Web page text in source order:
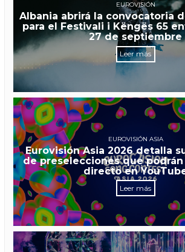
EUROVISIÓN
Albania abrirá la convocatoria
para el Festivali i Këngës 65
27 de septiembre
Leer más
EUROVISIÓN ASIA
Eurovisión Asia 2026 detalla
de preselecciones que
directo en
Leer más